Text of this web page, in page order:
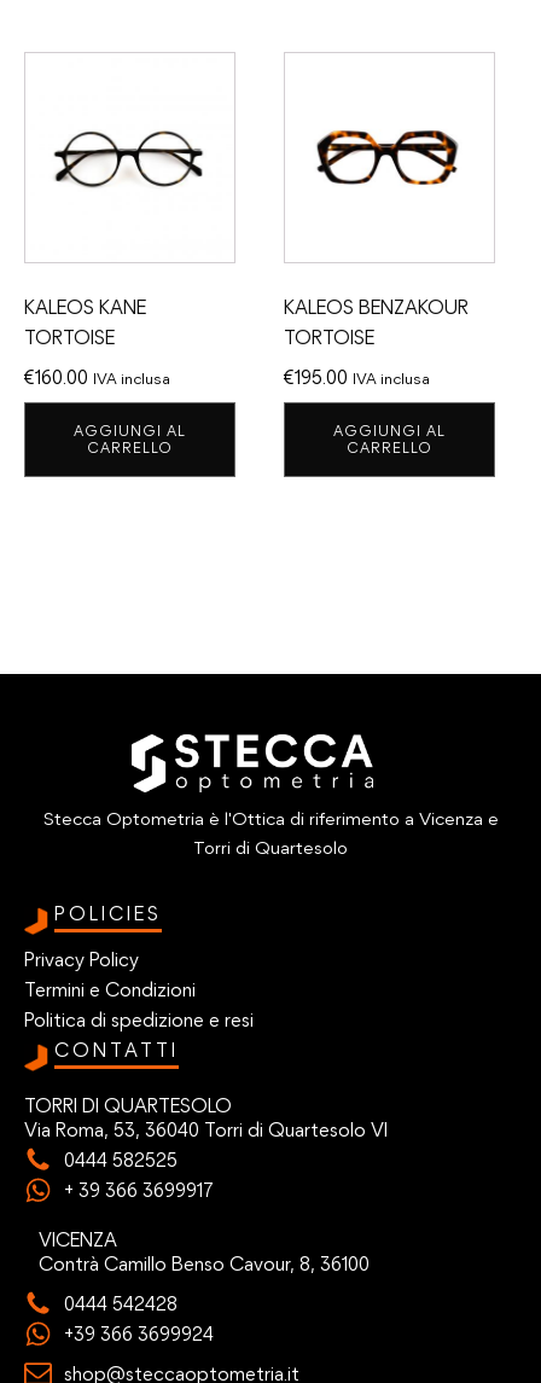
KALEOS KANE
TORTOISE
€160.00 IVA inclusa
AGGIUNGI AL
CARRELLO
KALEOS BENZAKOUR
TORTOISE
€195.00 IVA inclusa
AGGIUNGI AL
CARRELLO
Stecca Optometria è l'Ottica di riferimento a Vicenza e
Torri di Quartesolo
POLICIES
Privacy Policy
Termini e Condizioni
Politica di spedizione e resi
CONTATTI
TORRI DI QUARTESOLO
Via Roma, 53, 36040 Torri di Quartesolo VI
0444 582525
+ 39 366 3699917
VICENZA
Contrà Camillo Benso Cavour, 8, 36100
0444 542428
+39 366 3699924
shop@steccaoptometria.it